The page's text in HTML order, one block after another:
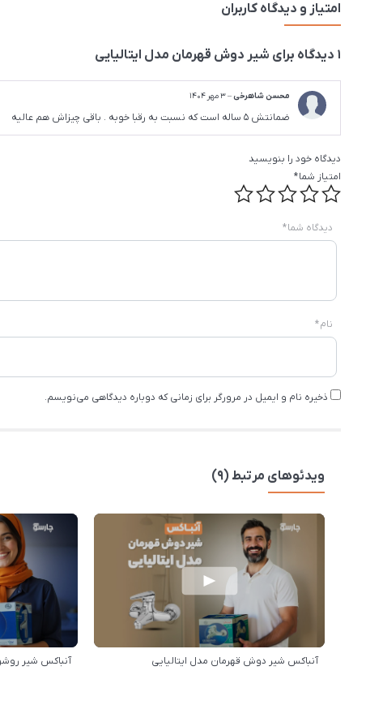
امتیاز و دیدگاه کاربران
1 دیدگاه برای شیر دوش قهرمان مدل ایتالیایی
محسن شاهرخی–3 مهر 1404
ضمانتش 5 ساله است که نسبت به رقبا خوبه . باقی چیزاش هم عالیه
دیدگاه خود را بنویسید
امتیاز شما*
دیدگاه شما*
نام*
ذخیره نام و ایمیل در مرورگر برای زمانی که دوباره دیدگاهی می‌نویسم.
ویدئوهای مرتبط (9)
آنباکس شیر دوش قهرمان مدل ایتالیایی آنباکس شیر